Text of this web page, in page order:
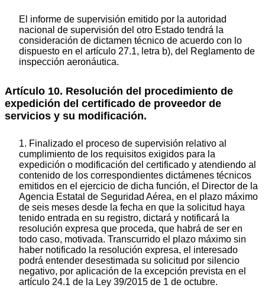
El informe de supervisión emitido por la autoridad
nacional de supervisión del otro Estado tendrá la
consideración de dictamen técnico de acuerdo con lo
dispuesto en el artículo 27.1, letra b), del Reglamento de
inspección aeronáutica.
Artículo 10. Resolución del procedimiento de
expedición del certificado de proveedor de
servicios y su modificación.
1. Finalizado el proceso de supervisión relativo al
cumplimiento de los requisitos exigidos para la
expedición o modificación del certificado y atendiendo al
contenido de los correspondientes dictámenes técnicos
emitidos en el ejercicio de dicha función, el Director de la
Agencia Estatal de Seguridad Aérea, en el plazo máximo
de seis meses desde la fecha en que la solicitud haya
tenido entrada en su registro, dictará y notificará la
resolución expresa que proceda, que habrá de ser en
todo caso, motivada. Transcurrido el plazo máximo sin
haber notificado la resolución expresa, el interesado
podrá entender desestimada su solicitud por silencio
negativo, por aplicación de la excepción prevista en el
artículo 24.1 de la Ley 39/2015 de 1 de octubre.